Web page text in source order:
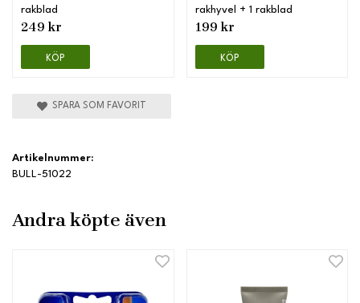
rakblad
249 kr
KÖP
rakhyvel + 1 rakblad
199 kr
KÖP
SPARA SOM FAVORIT
Artikelnummer:
BULL-51022
Andra köpte även